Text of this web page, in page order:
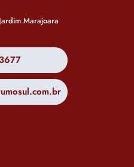
Marajoara